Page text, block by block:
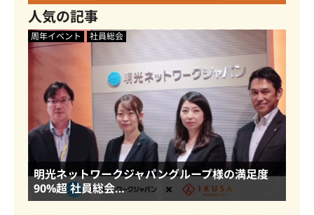
人気の記事
周年イベント 社員総会
明光ネットワークジャパングループ様の満足度
90%超 社員総会…